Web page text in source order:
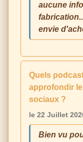
aucune
envie
Quels
approfondir
sociaux ?
le 22 Juillet
Bien vu